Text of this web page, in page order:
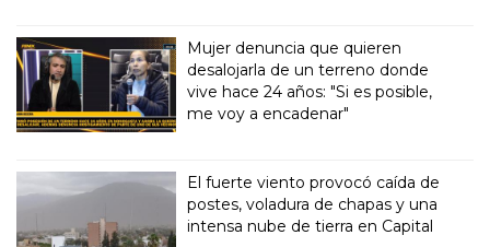
Mujer denuncia que quieren
desalojarla de un terreno donde
vive hace 24 años: "Si es posible,
me voy a encadenar"
El fuerte viento provocó caída de
postes, voladura de chapas y una
intensa nube de tierra en Capital